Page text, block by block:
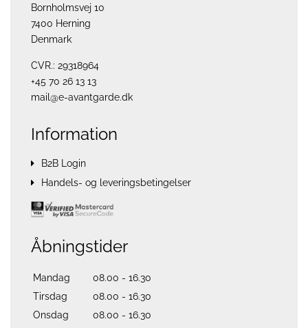
Bornholmsvej 10
7400 Herning
Denmark
CVR.: 29318964
+45 70 26 13 13
mail@e-avantgarde.dk
Information
B2B Login
Handels- og leveringsbetingelser
Åbningstider
Mandag
08.00 - 16.30
Tirsdag
08.00 - 16.30
Onsdag
08.00 - 16.30